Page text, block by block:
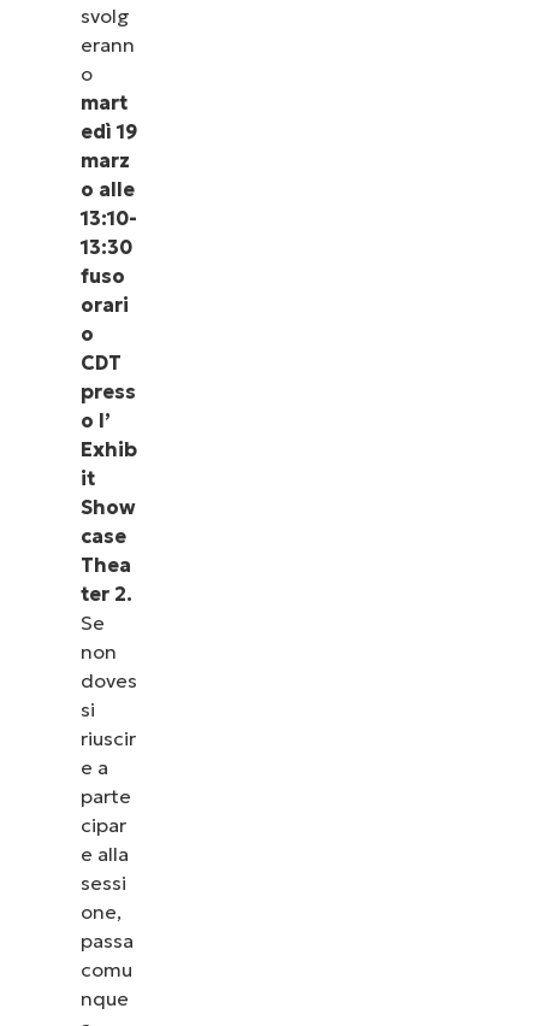
svolg
erann
o
mart
edì 19
marz
o alle
13:10-
13:30
fuso
orari
o
CDT
press
o l’
Exhib
it
Show
case
Thea
ter 2.
Se
non
doves
si
riuscir
e a
parte
cipar
e alla
sessi
one,
passa
comu
nque